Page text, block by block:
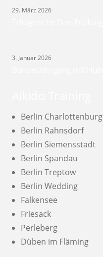
29. März 2026
3. Januar 2026
Berlin Charlottenburg
Berlin Rahnsdorf
Berlin Siemensstadt
Berlin Spandau
Berlin Treptow
Berlin Wedding
Falkensee
Friesack
Perleberg
Düben im Fläming